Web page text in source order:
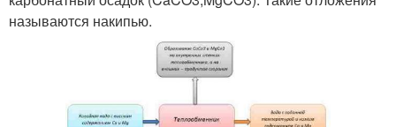
называются накипью.